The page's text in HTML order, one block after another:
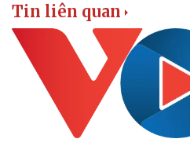
Tin liên quan